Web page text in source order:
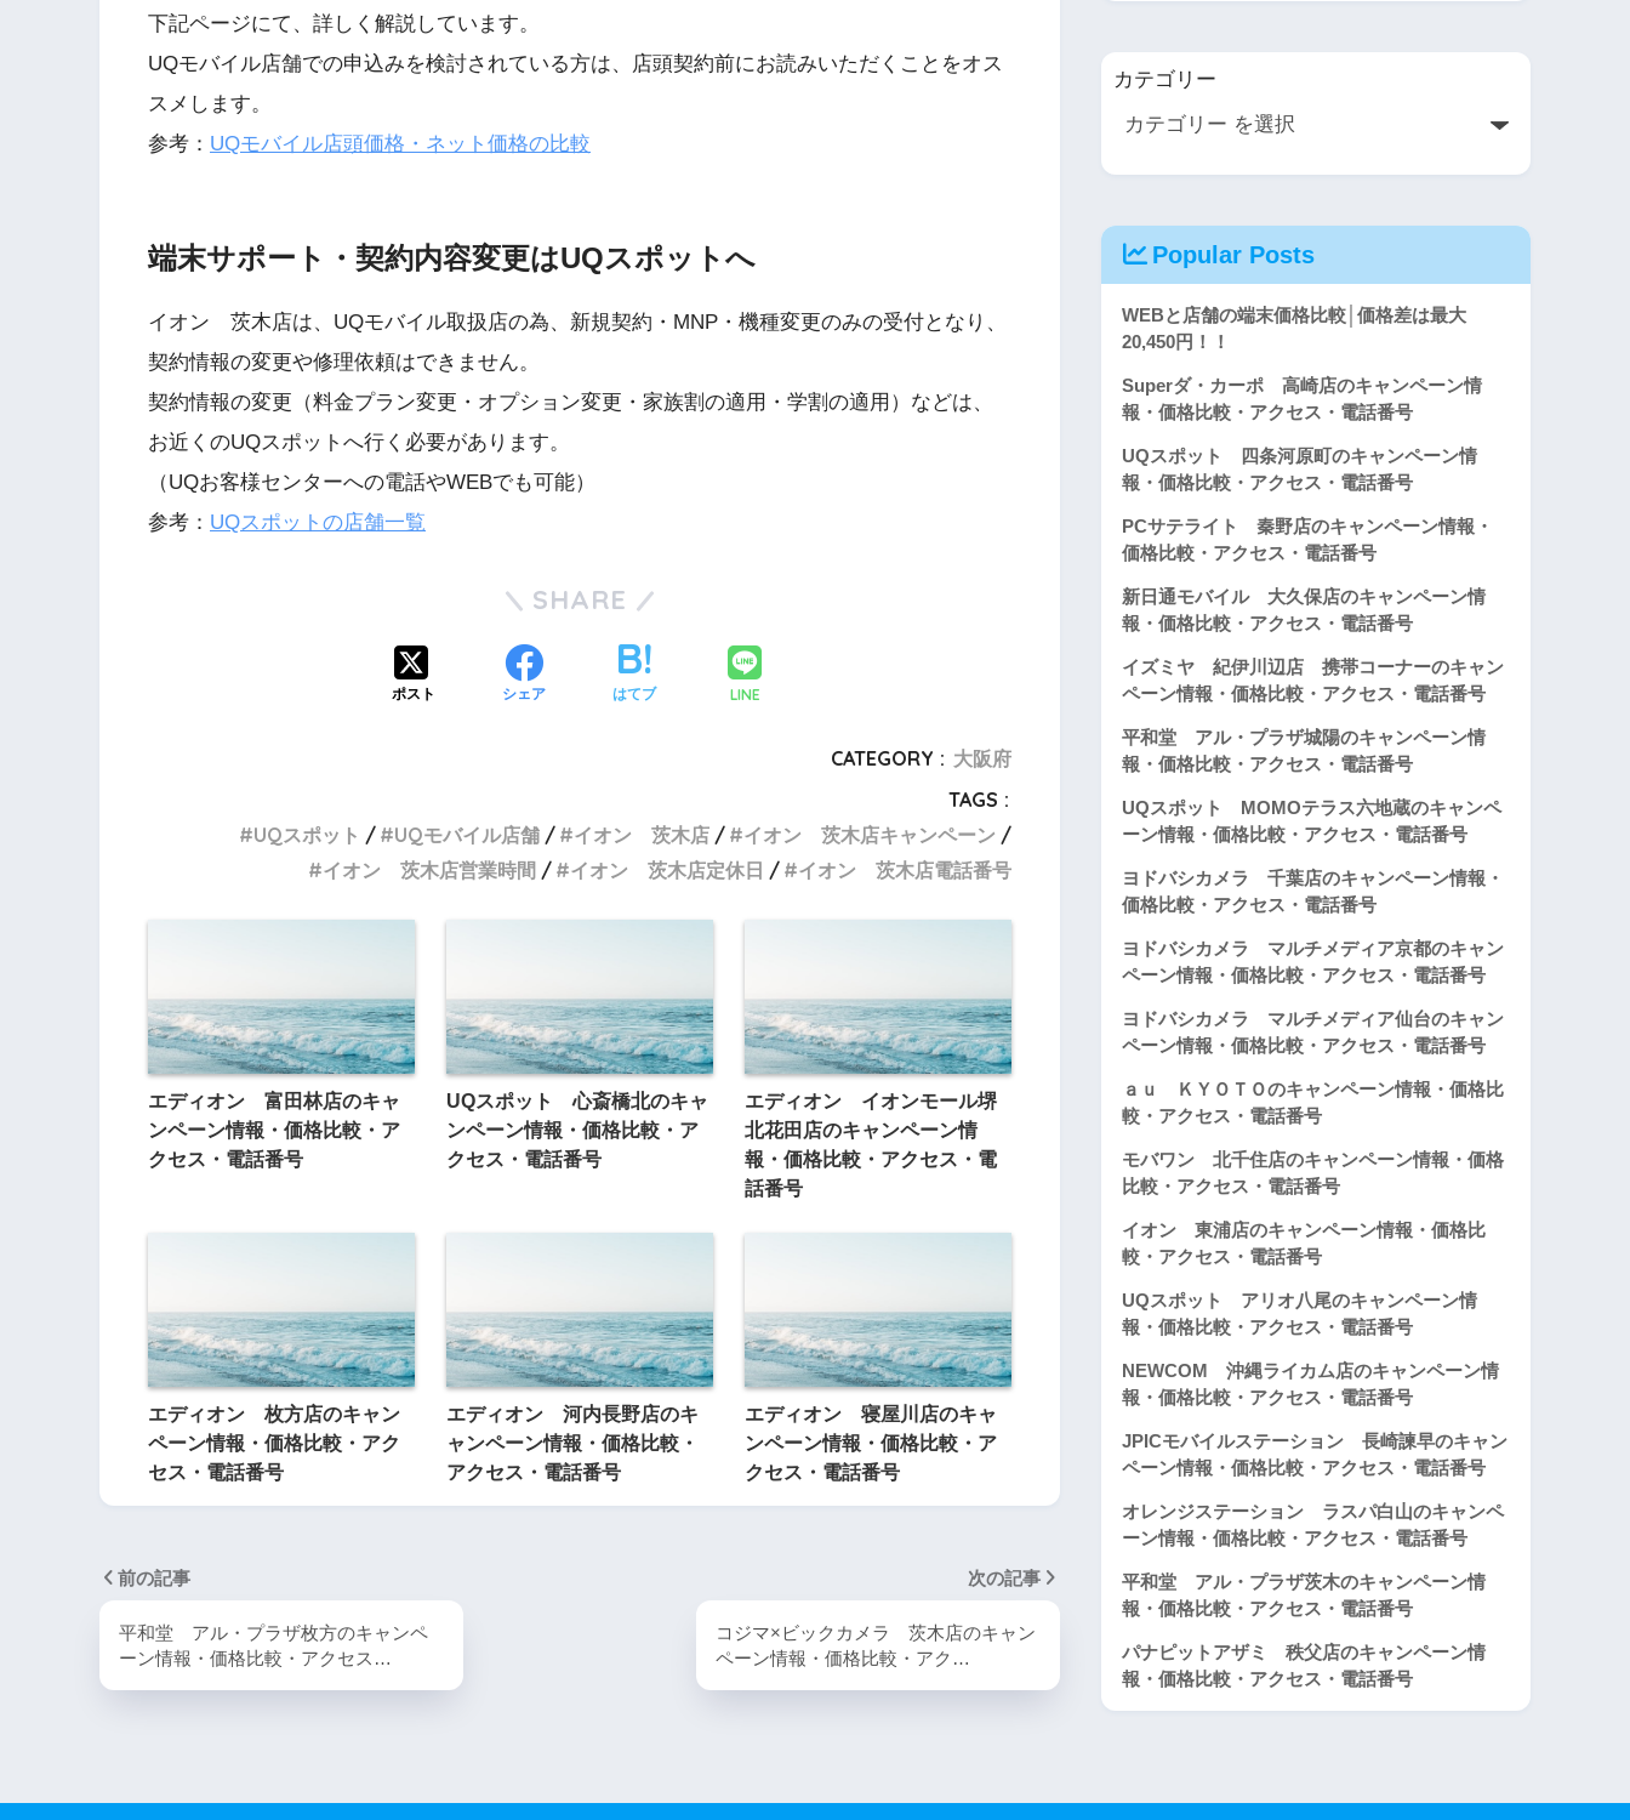
下記ページにて、詳しく解説しています。
UQモバイル店舗での申込みを検討されている方は、店頭契約前にお読みいただくことをオス
スメします。
参考： UQモバイル店頭価格・ネット価格の比較
端末サポート・契約内容変更はUQスポットへ
イオン 茨木店は、UQモバイル取扱店の為、新規契約・MNP・機種変更のみの受付となり、
契約情報の変更や修理依頼はできません。
契約情報の変更（料金プラン変更・オプション変更・家族割の適用・学割の適用）などは、
お近くのUQスポットへ行く必要があります。
（UQお客様センターへの電話やWEBでも可能）
参考： UQスポットの店舗一覧
SHARE
ポスト シェア はてブ LINE
CATEGORY : 大阪府
TAGS :
UQスポット
UQモバイル店舗 イオン 茨木店
イオン 茨木店キャンペーン
イオン 茨木店営業時間
イオン 茨木店定休日 イオン 茨木店電話番号
エディオン 富田林店のキャ
ンペーン情報・価格比較・ア
クセス・電話番号
UQスポット 心斎橋北のキャ
ンペーン情報・価格比較・ア
クセス・電話番号
エディオン イオンモール堺
北花田店のキャンペーン情
報・価格比較・アクセス・電
話番号
エディオン 枚方店のキャン
ペーン情報・価格比較・アク
セス・電話番号
エディオン 河内長野店のキ
ャンペーン情報・価格比較・
アクセス・電話番号
エディオン 寝屋川店のキャ
ンペーン情報・価格比較・ア
クセス・電話番号
前の記事
平和堂 アル・プラザ枚方のキャンペ
ーン情報・価格比較・アクセス…
次の記事
コジマ×ビックカメラ 茨木店のキャン
ペーン情報・価格比較・アク…
カテゴリー
Popular Posts
WEBと店舗の端末価格比較│価格差は最大
20,450円！！
Superダ・カーポ 高崎店のキャンペーン情
報・価格比較・アクセス・電話番号
UQスポット 四条河原町のキャンペーン情
報・価格比較・アクセス・電話番号
PCサテライト 秦野店のキャンペーン情報・
価格比較・アクセス・電話番号
新日通モバイル 大久保店のキャンペーン情
報・価格比較・アクセス・電話番号
イズミヤ 紀伊川辺店 携帯コーナーのキャン
ペーン情報・価格比較・アクセス・電話番号
平和堂 アル・プラザ城陽のキャンペーン情
報・価格比較・アクセス・電話番号
UQスポット MOMOテラス六地蔵のキャンペ
ーン情報・価格比較・アクセス・電話番号
ヨドバシカメラ 千葉店のキャンペーン情報・
価格比較・アクセス・電話番号
ヨドバシカメラ マルチメディア京都のキャン
ペーン情報・価格比較・アクセス・電話番号
ヨドバシカメラ マルチメディア仙台のキャン
ペーン情報・価格比較・アクセス・電話番号
ａｕ ＫＹＯＴＯのキャンペーン情報・価格比
較・アクセス・電話番号
モバワン 北千住店のキャンペーン情報・価格
比較・アクセス・電話番号
イオン 東浦店のキャンペーン情報・価格比
較・アクセス・電話番号
UQスポット アリオ八尾のキャンペーン情
報・価格比較・アクセス・電話番号
NEWCOM 沖縄ライカム店のキャンペーン情
報・価格比較・アクセス・電話番号
JPICモバイルステーション 長崎諫早のキャン
ペーン情報・価格比較・アクセス・電話番号
オレンジステーション ラスパ白山のキャンペ
ーン情報・価格比較・アクセス・電話番号
平和堂 アル・プラザ茨木のキャンペーン情
報・価格比較・アクセス・電話番号
パナピットアザミ 秩父店のキャンペーン情
報・価格比較・アクセス・電話番号